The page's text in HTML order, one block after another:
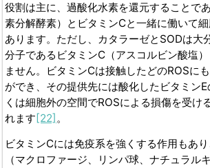
役割は主に、過酸化水素を還元することで
素分解酵素）とビタミンCと一緒に働いて
あります。ただし、カタラーゼとSODは大
分子であるビタミンC（アスコルビン酸塩
ません。ビタミンCは接触したどのROSに
ができ、その提供先には酸化したビタミン
くは細胞外の空間でROSによる損傷を受け
れます [22] 。
ビタミンCには免疫系を強くする作用もあ
（マクロファージ、リンパ球、ナチュラル